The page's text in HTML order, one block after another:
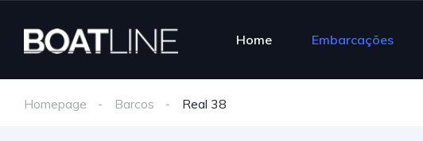
Home Embarcações
Homepage Barcos Real 38